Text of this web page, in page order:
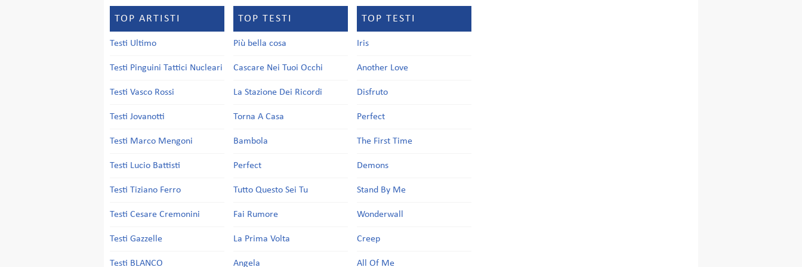
TOP ARTISTI
Testi Ultimo
Testi Pinguini Tattici Nucleari
Testi Vasco Rossi
Testi Jovanotti
Testi Marco Mengoni
Testi Lucio Battisti
Testi Tiziano Ferro
Testi Cesare Cremonini
Testi Gazzelle
Testi BLANCO
TOP TESTI
Più bella cosa
Cascare Nei Tuoi Occhi
La Stazione Dei Ricordi
Torna A Casa
Bambola
Perfect
Tutto Questo Sei Tu
Fai Rumore
La Prima Volta
Angela
TOP TESTI
Iris
Another Love
Disfruto
Perfect
The First Time
Demons
Stand By Me
Wonderwall
Creep
All Of Me